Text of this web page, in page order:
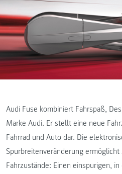
Audi Fuse kombiniert Fahrspaß,
Marke Audi. Er stellt eine neue
Fahrrad und Auto dar. Die
Spurbreitenveränderung
Fahrzustände: Einen einspurigen,